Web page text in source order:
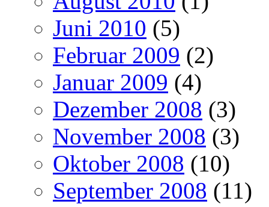
Juni 2010 (5)
Februar 2009 (2)
Januar 2009 (4)
Dezember 2008 (3)
November 2008 (3)
Oktober 2008 (10)
September 2008 (11)